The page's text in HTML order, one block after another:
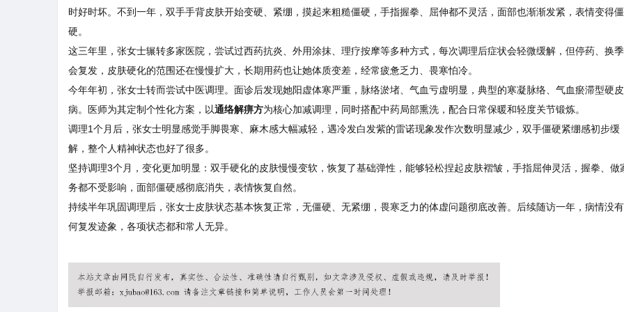
时好时坏。不到一年，双手手背皮肤开始变硬、紧绷，摸起来粗糙僵硬，手指握拳、屈伸都不灵活，面部也渐渐发紧，表情变得僵
硬。
这三年里，张女士辗转多家医院，尝试过西药抗炎、外用涂抹、理疗按摩等多种方式，每次调理后症状会轻微缓解，但停药、换
会复发，皮肤硬化的范围还在慢慢扩大，长期用药也让她体质变差，经常疲惫乏力、畏寒怕冷。
今年年初，张女士转而尝试中医调理。面诊后发现她阳虚体寒严重，脉络淤堵、气血亏虚明显，典型的寒凝脉络、气血瘀滞型硬皮
病。医师为其定制个性化方案，以通络解痹方为核心加减调理，同时搭配中药局部熏洗，配合日常保暖和轻度关节锻炼。
调理1个月后，张女士明显感觉手脚畏寒、麻木感大幅减轻，遇冷发白发紫的雷诺现象发作次数明显减少，双手僵硬紧绷感初步缓
解，整个人精神状态也好了很多。
坚持调理3个月，变化更加明显：双手硬化的皮肤慢慢变软，恢复了基础弹性，能够轻松捏起皮肤褶皱，手指屈伸灵活，握拳、做
务都不受影响，面部僵硬感彻底消失，表情恢复自然。
持续半年巩固调理后，张女士皮肤状态基本恢复正常，无僵硬、无紧绷，畏寒乏力的体虚问题彻底改善。后续随访一年，病情没
何复发迹象，各项状态都和常人无异。